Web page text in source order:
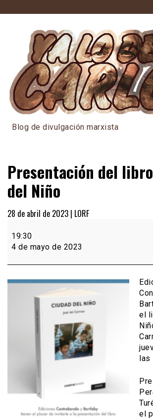
to
Blog de divulgación marxista
Presentación del
del Niño
28 de abril de 2023 | LORF
del
libro
del
Niño
19:30
4 de mayo de 2023
el
las
el